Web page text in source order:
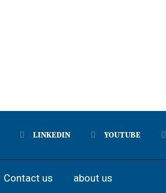
LINKEDIN YOUTUBE
Contact us about us